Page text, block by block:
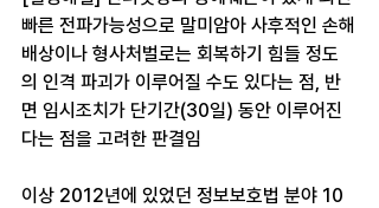
빠른 전파가능성으로 말미암아 사후적인 손해
배상이나 형사처벌로는 회복하기 힘들 정도
의 인격 파괴가 이루어질 수도 있다는 점, 반
면 임시조치가 단기간(30일) 동안 이루어진
다는 점을 고려한 판결임
이상 2012년에 있었던 정보보호법 분야 10